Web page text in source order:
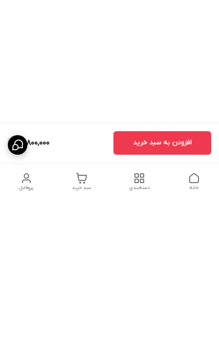
13,800,000 افزودن به سبد خرید
پروفایل سبد خرید دسته‌بندی خانه